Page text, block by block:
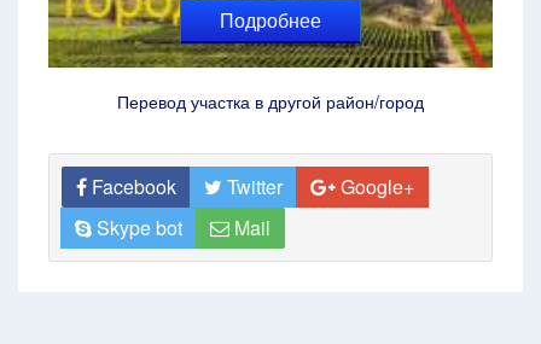
Подробнее
Перевод участка в другой район/город
Facebook Twitter
Google+
Skype bot
Mail